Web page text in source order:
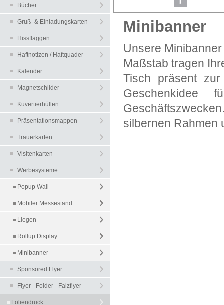
Bücher
Gruß- & Einladungskarten
Hissflaggen
Haftnotizen / Haftquader
Kalender
Magnetschilder
Kuvertierhüllen
Präsentationsmappen
Trauerkarten
Visitenkarten
Werbesysteme
Popup Wall
Mobiler Messestand
Liegen
Rollup Display
Minibanner
Sponsored Flyer
Flyer - Folder - Falzflyer
Foliendruck
Minibanner
Unsere
Maßstab tragen
Tisch präsent
silbernen Rahmen